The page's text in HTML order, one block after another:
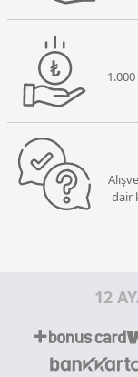
dair
12